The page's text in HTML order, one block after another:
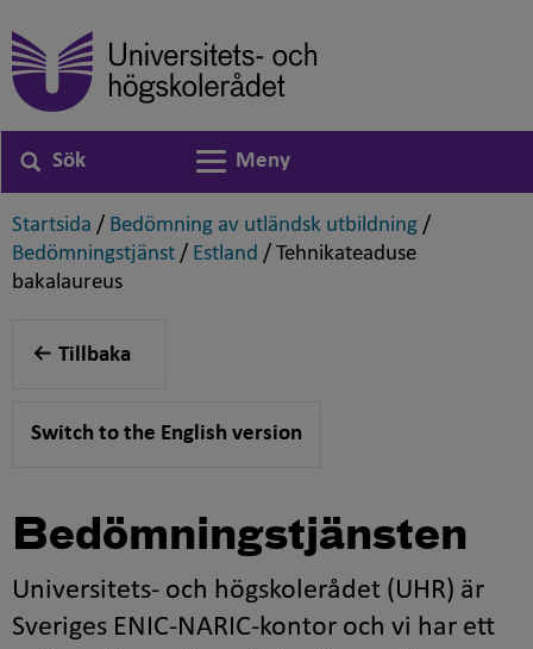
Sök
Växla navigering
Meny
Startsida ,
/ Bedömning av utländsk utbildning ,
/
Bedömningstjänst ,
/ Estland ,
/ Tehnikateaduse
bakalaureus,
Tillbaka
Switch to the English version
Bedömningstjänsten
Universitets- och högskolerådet (UHR) är
Sveriges ENIC-NARIC-kontor och vi har ett